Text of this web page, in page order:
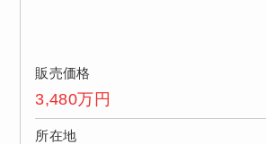
販売価格
3,480万円
所在地